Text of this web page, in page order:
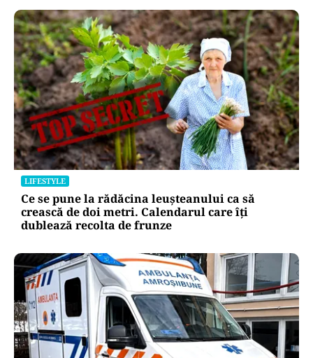
LIFESTYLE
Ce se pune la rădăcina leușteanului ca să
crească de doi metri. Calendarul care îți
dublează recolta de frunze